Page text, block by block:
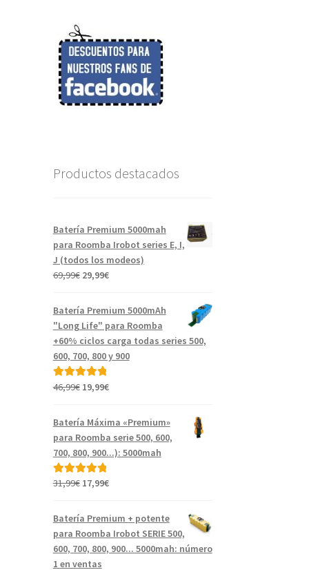
Productos destacados
Batería Premium 5000mah
para Roomba Irobot series E, I,
J (todos los modeos)
69,99€ El
original
era:
69,99€.
29,99€El
actual
29,99€.
Batería Premium 5000mAh
"Long Life" para Roomba
+60% ciclos carga todas series 500,
600, 700, 800 y 900
Valorado con
46,99€ El
original
46,99€.
19,99€El
actual
19,99€.
Batería Máxima «Premium»
para Roomba serie 500, 600,
700, 800, 900...): 5000mah
Valorado con
31,99€ El
original
31,99€.
17,99€El
actual
es:
17,99€.
Batería Premium + potente
para Roomba Irobot SERIE 500,
600, 700, 800, 900... 5000mah: número
1 en ventas